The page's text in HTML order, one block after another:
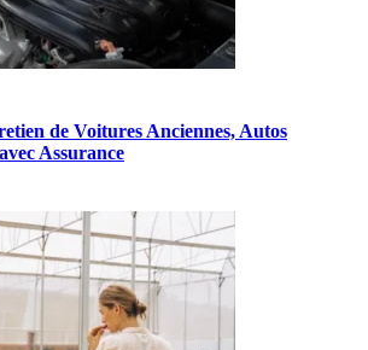
de Voitures Anciennes, Autos
Assurance